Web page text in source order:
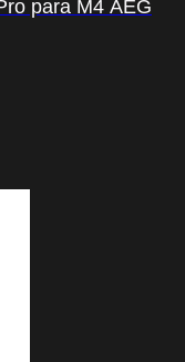
para M4 AEG